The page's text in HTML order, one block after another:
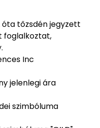
óta tőzsdén jegyzett
foglalkoztat,
Inc
jelenlegi ára
szimbóluma